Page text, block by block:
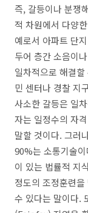
즉, 갈등이나 분쟁
적 차원에서 다양
예로서 아파트 단
두어 층간 소음이
일차적으로 해결
민 센터나 경찰 지
사소한 갈등은 일
자는 일정수의 자
말할 것이다. 그러
90%는 소통기술
이 있는 법률적 지
정도의 조정훈련
수 있다는 말이다.